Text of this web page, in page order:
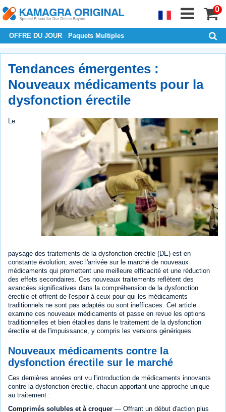
0
OFFRE DU JOUR Paquets Multiples
Tendances émergentes :
Nouveaux médicaments pour la
dysfonction érectile
Le
paysage des traitements de la dysfonction érectile (DE) est en
constante évolution, avec l'arrivée sur le marché de nouveaux
médicaments qui promettent une meilleure efficacité et une réduction
des effets secondaires. Ces nouveaux traitements reflètent des
avancées significatives dans la compréhension de la dysfonction
érectile et offrent de l'espoir à ceux pour qui les médicaments
traditionnels ne sont pas adaptés ou sont inefficaces. Cet article
examine ces nouveaux médicaments et passe en revue les options
traditionnelles et bien établies dans le traitement de la dysfonction
érectile et de l'impuissance, y compris les versions génériques.
Nouveaux médicaments contre la
dysfonction érectile sur le marché
Ces dernières années ont vu l'introduction de médicaments innovants
contre la dysfonction érectile, chacun apportant une approche unique
au traitement :
Comprimés solubles et à croquer — Offrant un début d'action plus